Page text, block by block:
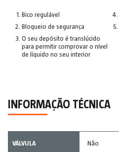
Bico regulável
Bloqueio de segurança
O seu depósito é translúcido
para permitir comprovar o nível
de líquido no seu interior
INFORMAÇÃO TÉCNICA
VÁLVULA Não